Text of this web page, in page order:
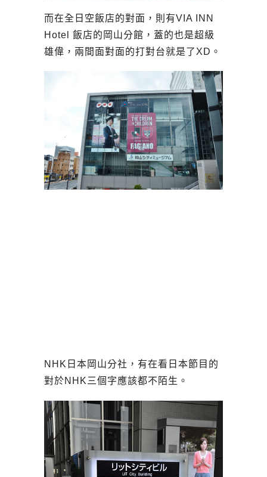
而在全日空飯店的對面，則有VIA INN
Hotel 飯店的岡山分館，蓋的也是超級
雄偉，兩間面對面的打對台就是了XD。
NHK日本岡山分社，有在看日本節目的
對於NHK三個字應該都不陌生。